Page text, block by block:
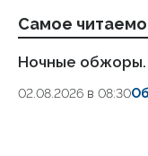
Самое
Ночные
02.08.2026 в 08:30